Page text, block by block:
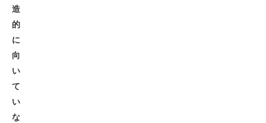
造
的
に
向
い
て
い
な